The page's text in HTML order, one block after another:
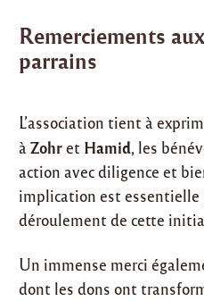
Remerciements
parrains
L’association tient à
àZohret Hamid, les
action avec diligence et
implication est essentielle
déroulement de cette
Un immense merci
dont les dons ont